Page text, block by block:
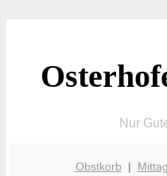
Nur
Obstkorb |